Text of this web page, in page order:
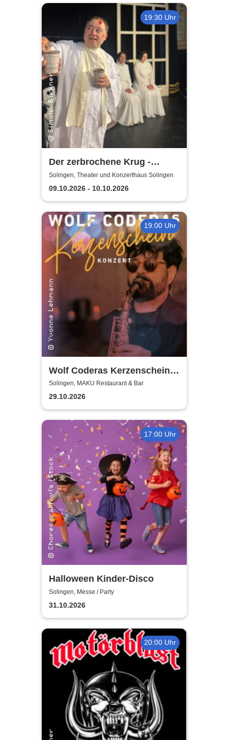
19:30 Uhr
Der zerbrochene Krug -
Elbeforum Brunsbüttel
Solingen, Theater und Konzerthaus Solingen
09.10.2026 - 10.10.2026
19:00 Uhr
Wolf Coderas Kerzenschein
Konzert
Solingen, MAKU Restaurant & Bar
29.10.2026
17:00 Uhr
Halloween Kinder-Disco
Solingen, Messe / Party
31.10.2026
20:00 Uhr